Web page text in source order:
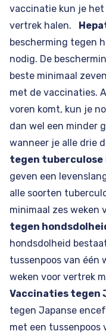
vaccinatie kun je
vertrek halen.
bescherming tegen
nodig. De
beste minimaal
met de vaccinaties.
voren komt, kun je
dan wel een minder
wanneer je alle drie
tegen tuberculose
geven een
alle soorten
minimaal zes weken
tegen
hondsdolheid
tussenpoos van één
weken voor vertrek
Vaccinaties tegen
tegen Japanse
met een tussenpoos